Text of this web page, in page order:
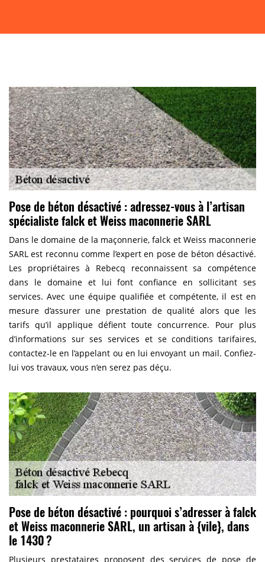
Pose de béton désactivé : adressez-vous à l’artisan
spécialiste falck et Weiss maconnerie SARL
Dans le domaine de la maçonnerie, falck et Weiss maconnerie
SARL est reconnu comme l’expert en pose de béton désactivé.
Les propriétaires à Rebecq reconnaissent sa compétence
dans le domaine et lui font confiance en sollicitant ses
services. Avec une équipe qualifiée et compétente, il est en
mesure d’assurer une prestation de qualité alors que les
tarifs qu’il applique défient toute concurrence. Pour plus
d’informations sur ses services et se conditions tarifaires,
contactez-le en l’appelant ou en lui envoyant un mail. Confiez-
lui vos travaux, vous n’en serez pas déçu.
Pose de béton désactivé : pourquoi s’adresser à falck
et Weiss maconnerie SARL, un artisan à {vile}, dans
le 1430 ?
Plusieurs prestataires proposent des services de pose de